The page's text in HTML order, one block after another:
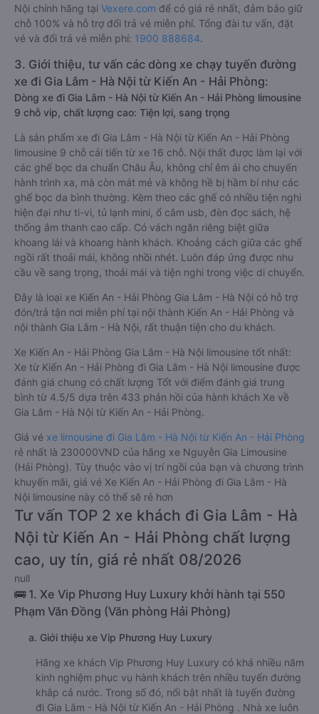
Nội chính hãng tại Vexere.com để có giá rẻ nhất, đảm bảo giữ
chỗ 100% và hỗ trợ đổi trả vé miễn phí. Tổng đài tư vấn, đặt
vé và đổi trả vé miễn phí: 1900 888684.
3. Giới thiệu, tư vấn các dòng xe chạy tuyến đường
xe đi Gia Lâm - Hà Nội từ Kiến An - Hải Phòng:
Dòng xe đi Gia Lâm - Hà Nội từ Kiến An - Hải Phòng limousine
9 chỗ vip, chất lượng cao: Tiện lợi, sang trọng
Là sản phẩm xe đi Gia Lâm - Hà Nội từ Kiến An - Hải Phòng
limousine 9 chỗ cải tiến từ xe 16 chỗ. Nội thất được làm lại với
các ghế bọc da chuẩn Châu Âu, không chỉ êm ái cho chuyến
hành trình xa, mà còn mát mẻ và không hề bị hầm bí như các
ghế bọc da bình thường. Kèm theo các ghế có nhiều tiện nghi
hiện đại như ti-vi, tủ lạnh mini, ổ cắm usb, đèn đọc sách, hệ
thống âm thanh cao cấp. Có vách ngăn riêng biệt giữa
khoang lái và khoang hành khách. Khoảng cách giữa các ghế
ngồi rất thoải mái, không nhồi nhét. Luôn đáp ứng được nhu
cầu về sang trọng, thoải mái và tiện nghi trong việc di chuyển.
Đây là loại xe Kiến An - Hải Phòng Gia Lâm - Hà Nội có hỗ trợ
đón/trả tận nơi miễn phí tại nội thành Kiến An - Hải Phòng và
nội thành Gia Lâm - Hà Nội, rất thuận tiện cho du khách.
Xe Kiến An - Hải Phòng Gia Lâm - Hà Nội limousine tốt nhất:
Xe từ Kiến An - Hải Phòng đi Gia Lâm - Hà Nội limousine được
đánh giá chung có chất lượng Tốt với điểm đánh giá trung
bình từ 4.5/5 dựa trên 433 phản hồi của hành khách Xe về
Gia Lâm - Hà Nội từ Kiến An - Hải Phòng.
Giá vé xe limousine đi Gia Lâm - Hà Nội từ Kiến An - Hải Phòng
rẻ nhất là 230000VND của hãng xe Nguyễn Gia Limousine
(Hải Phòng). Tùy thuộc vào vị trí ngồi của bạn và chương trình
khuyến mãi, giá vé Xe Kiến An - Hải Phòng đi Gia Lâm - Hà
Nội limousine này có thể sẽ rẻ hơn
Tư vấn TOP 2 xe khách đi Gia Lâm - Hà
Nội từ Kiến An - Hải Phòng chất lượng
cao, uy tín, giá rẻ nhất 08/2026
null
🚌 1. Xe Vip Phương Huy Luxury khởi hành tại 550
Phạm Văn Đồng (Văn phòng Hải Phòng)
a. Giới thiệu xe Vip Phương Huy Luxury
Hãng xe khách Vip Phương Huy Luxury có khá nhiều năm
kinh nghiệm phục vụ hành khách trên nhiều tuyến đường
khắp cả nước. Trong số đó, nổi bật nhất là tuyến đường
đi Gia Lâm - Hà Nội từ Kiến An - Hải Phòng . Nhà xe luôn